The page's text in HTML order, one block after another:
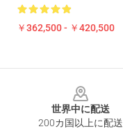
￥362,500 - ￥420,500
世界中に配送
200カ国以上に配送